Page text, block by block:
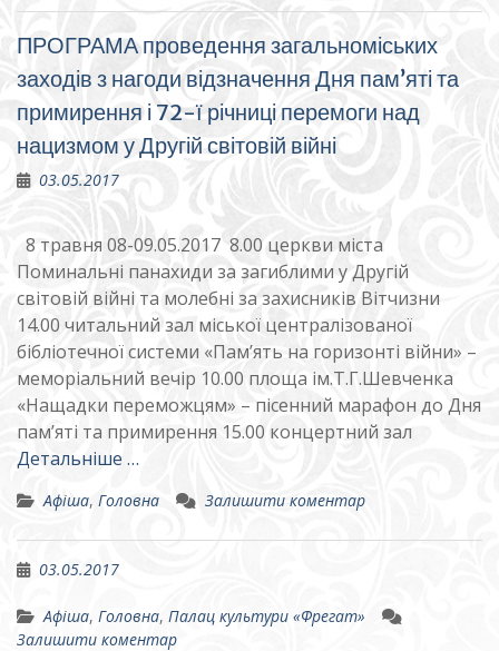
ПРОГРАМА проведення загальноміських
заходів з нагоди відзначення Дня пам’яті та
примирення і 72-ї річниці перемоги над
нацизмом у Другій світовій війні
03.05.2017
8 травня 08-09.05.2017 8.00 церкви міста
Поминальні панахиди за загиблими у Другій
світовій війні та молебні за захисників Вітчизни
14.00 читальний зал міської централізованої
бібліотечної системи «Пам’ять на горизонті війни» –
меморіальний вечір 10.00 площа ім.Т.Г.Шевченка
«Нащадки переможцям» – пісенний марафон до Дня
пам’яті та примирення 15.00 концертний зал
Детальніше …
Афіша, Головна Залишити коментар
03.05.2017
Афіша, Головна, Палац культури «Фрегат»
Залишити коментар